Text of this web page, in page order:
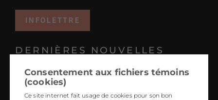
INFOLETTRE
DERNIÈRES NOUVELLES
Projets coup de coeur 2025
Tendances 2026 : le design hyper personnalisé
Consentement aux fichiers témoins
(cookies)
Ce site internet fait usage de cookies pour son bon